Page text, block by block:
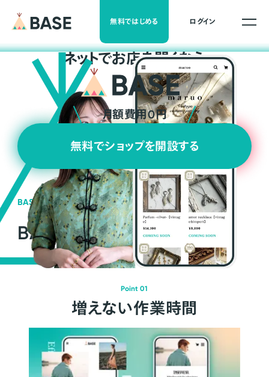
無料ではじめる ログイン
ネットでお店を開くなら
月額費用0円
無料でショップを開設する
BASEの強み
BASEが強い3つの理由
Point 01
増えない作業時間